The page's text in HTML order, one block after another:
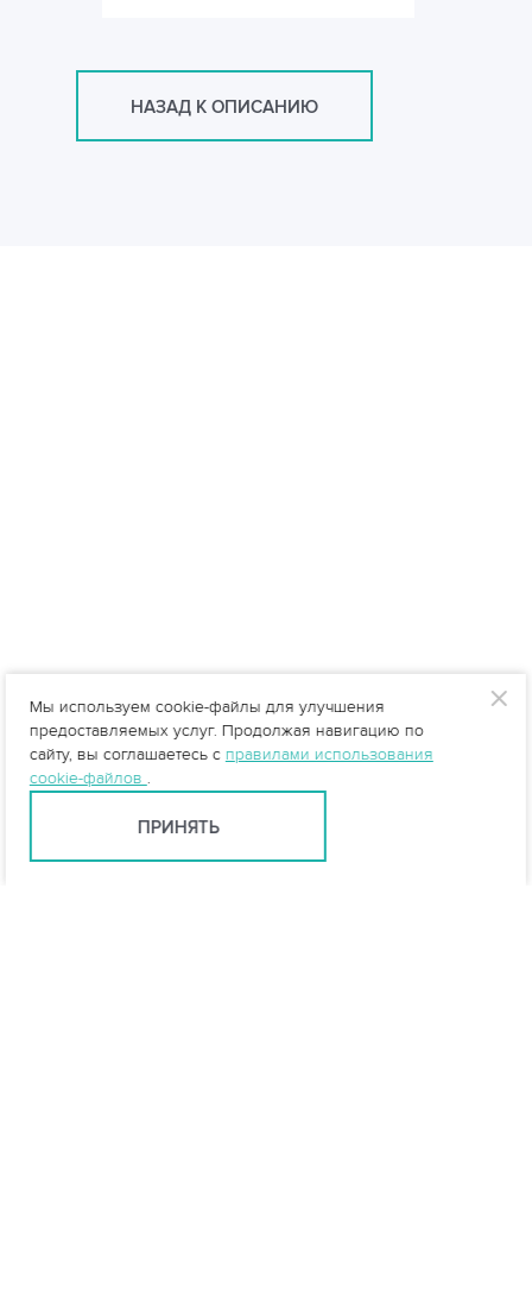
НАЗАД К ОПИСАНИЮ
Мы используем cookie-файлы для улучшения
предоставляемых услуг. Продолжая навигацию по
сайту, вы соглашаетесь с правилами использования
cookie-файлов .
ПРИНЯТЬ